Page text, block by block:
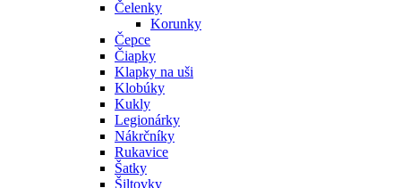
Čelenky
Korunky
Čepce
Čiapky
Klapky na uši
Klobúky
Kukly
Legionárky
Nákrčníky
Rukavice
Šatky
Šiltovky